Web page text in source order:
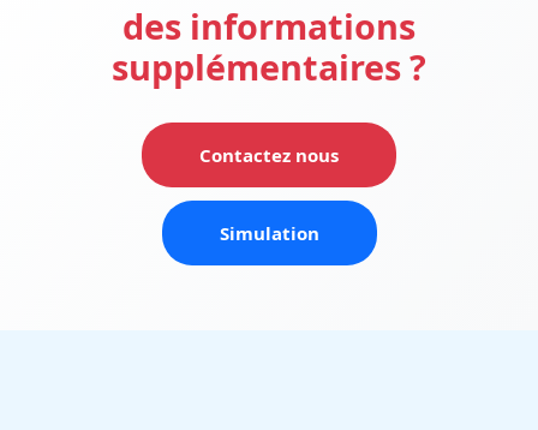
des informations
supplémentaires ?
Contactez nous
Simulation